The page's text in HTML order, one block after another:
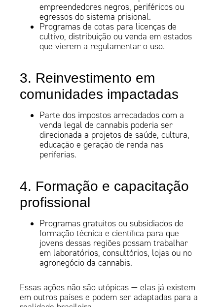
empreendedores negros, periféricos ou
egressos do sistema prisional.
Programas de cotas para licenças de
cultivo, distribuição ou venda em estados
que vierem a regulamentar o uso.
3. Reinvestimento em
comunidades impactadas
Parte dos impostos arrecadados com a
venda legal de cannabis poderia ser
direcionada a projetos de saúde, cultura,
educação e geração de renda nas
periferias.
4. Formação e capacitação
profissional
Programas gratuitos ou subsidiados de
formação técnica e científica para que
jovens dessas regiões possam trabalhar
em laboratórios, consultórios, lojas ou no
agronegócio da cannabis.
Essas ações não são utópicas — elas já existem
em outros países e podem ser adaptadas para a